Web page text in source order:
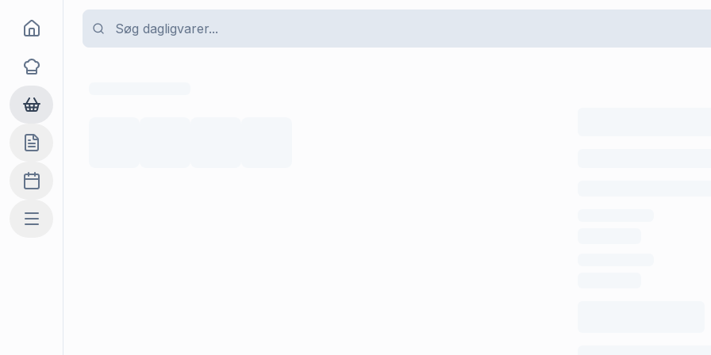
Goma
Opskrifter
Dagligvarer
Indkøbslisten
Madplan
Mere